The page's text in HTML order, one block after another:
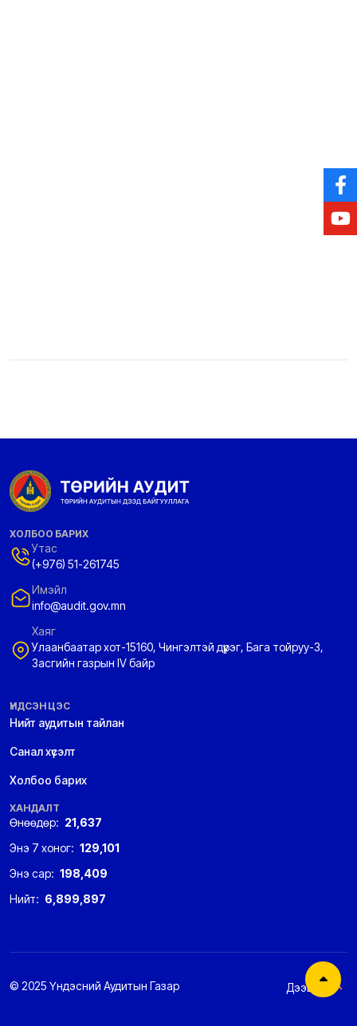
ХОЛБОО БАРИХ
Утас
(+976) 51-261745
Имэйл
info@audit.gov.mn
Хаяг
Улаанбаатар хот-15160, Чингэлтэй дүүрэг, Бага тойруу-3,
Засгийн газрын IV байр
ҮНДСЭН ЦЭС
Нийт аудитын тайлан
Санал хүсэлт
Холбоо барих
ХАНДАЛТ
Өнөөдөр: 21,637
Энэ 7 хоног: 129,101
Энэ сар: 198,409
Нийт: 6,899,897
© 2025 Үндэсний Аудитын Газар Дээшээ